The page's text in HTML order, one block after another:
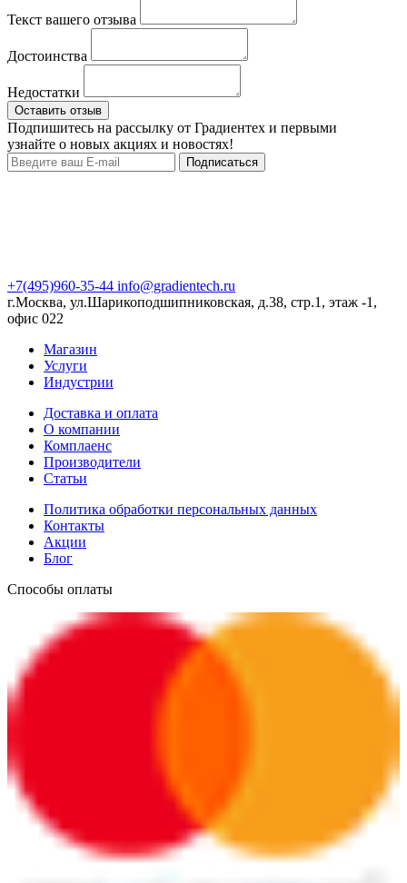
Текст вашего отзыва
Достоинства
Недостатки
Оставить отзыв
Подпишитесь на рассылку от Градиентех и первыми
узнайте о новых акциях и новостях!
Подписаться
+7(495)960-35-44 info@gradientech.ru
г.Москва, ул.Шарикоподшипниковская, д.38, стр.1, этаж -1,
офис 022
Магазин
Услуги
Индустрии
Доставка и оплата
О компании
Комплаенс
Производители
Статьи
Политика обработки персональных данных
Контакты
Акции
Блог
Способы оплаты